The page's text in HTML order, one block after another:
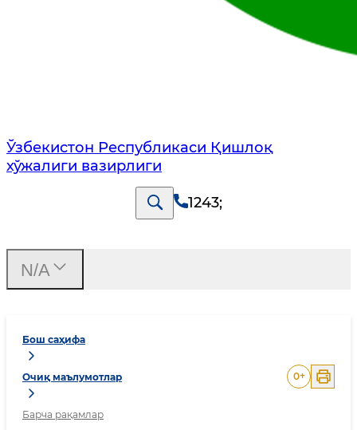
Ўзбекистон Республикаси Қишлоқ
хўжалиги вазирлиги
1243;
Бош саҳифа
Очиқ маълумотлар
Барча рақамлар
0+
N/A